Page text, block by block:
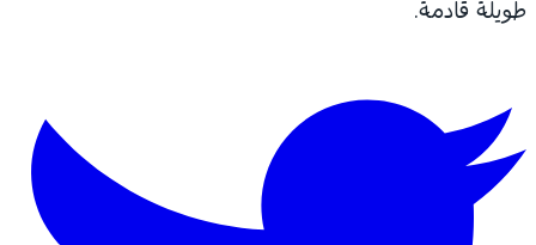
طويلة قادمة.